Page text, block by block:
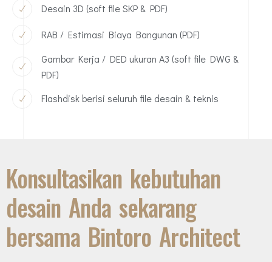
Desain 3D (soft file SKP & PDF)
RAB / Estimasi Biaya Bangunan (PDF)
Gambar Kerja / DED ukuran A3 (soft file DWG &
PDF)
Flashdisk berisi seluruh file desain & teknis
Konsultasikan kebutuhan
desain Anda sekarang
bersama Bintoro Architect